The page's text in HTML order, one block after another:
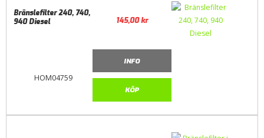
HOM04759
Bränslefilter 240, 740,
940 Diesel
145,00kr
INFO
KÖP